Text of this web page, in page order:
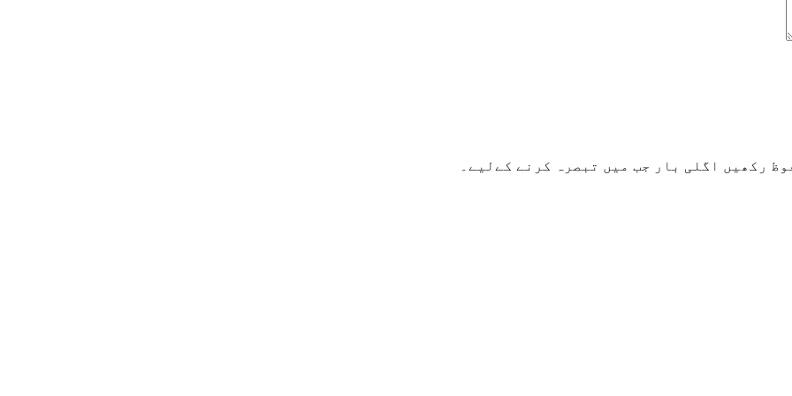
رکھیں اگلی بار جب میں تبصرہ کرنے کےلیے۔